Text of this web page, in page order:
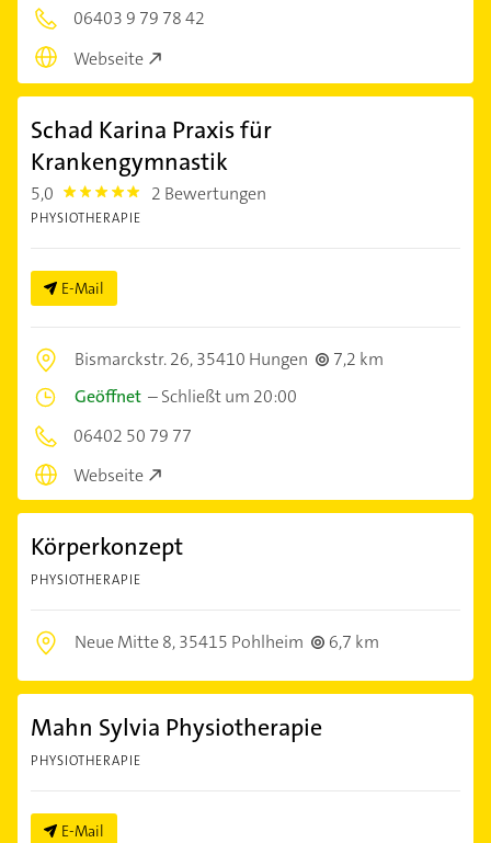
06403 9 79 78 42
Webseite
Schad Karina Praxis für
Krankengymnastik
5,0 5.0 2 Bewertungen
PHYSIOTHERAPIE
E-Mail
Bismarckstr. 26,35410 Hungen
7,2 km
Geöffnet –Schließt um 20:00
06402 50 79 77
Webseite
Körperkonzept
PHYSIOTHERAPIE
Neue Mitte 8,35415 Pohlheim 6,7 km
Mahn Sylvia Physiotherapie
PHYSIOTHERAPIE
E-Mail